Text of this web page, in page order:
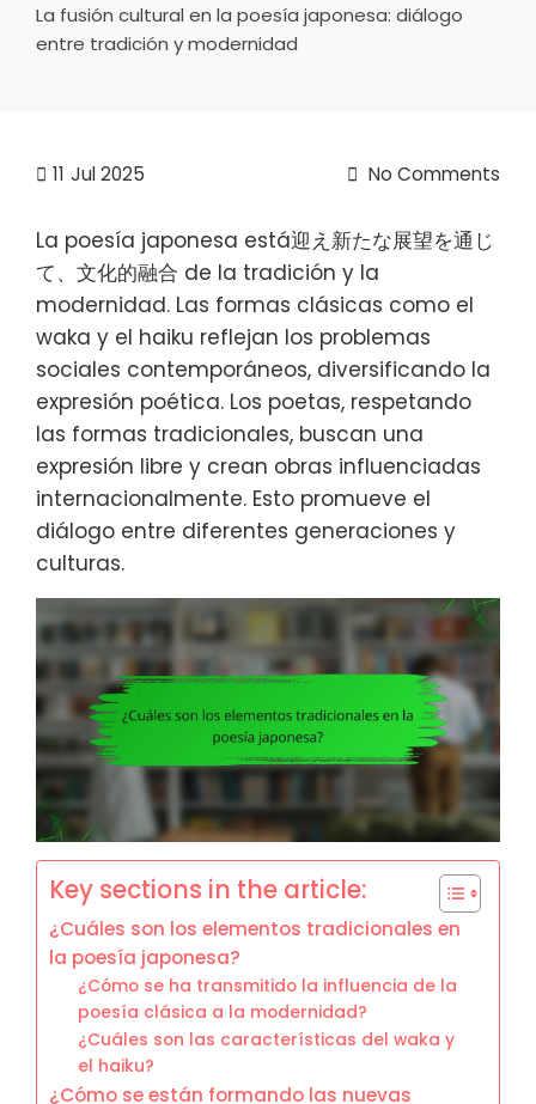
La fusión cultural en la poesía japonesa: diálogo
entre tradición y modernidad
11 Jul 2025 No Comments
La poesía japonesa está迎え新たな展望を通じ
て、文化的融合 de la tradición y la
modernidad. Las formas clásicas como el
waka y el haiku reflejan los problemas
sociales contemporáneos, diversificando la
expresión poética. Los poetas, respetando
las formas tradicionales, buscan una
expresión libre y crean obras influenciadas
internacionalmente. Esto promueve el
diálogo entre diferentes generaciones y
culturas.
Key sections in the article:
¿Cuáles son los elementos tradicionales en
la poesía japonesa?
¿Cómo se ha transmitido la influencia de la
poesía clásica a la modernidad?
¿Cuáles son las características del waka y
el haiku?
¿Cómo se están formando las nuevas